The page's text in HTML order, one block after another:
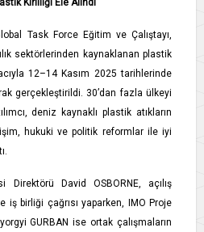
Task Force Eğitim ve Çalıştayı,
sektörlerinden kaynaklanan plastik
12–14 Kasım 2025 tarihlerinde
gerçekleştirildi. 30’dan fazla ülkeyi
deniz kaynaklı plastik atıkların
hukuki ve politik reformlar ile iyi
David OSBORNE, açılış
iş birliği çağrısı yaparken, IMO Proje
GURBAN ise ortak çalışmaların